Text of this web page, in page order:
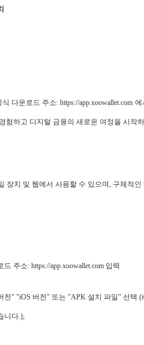
다운로드 주소: https://app.xoowallet.com
험하고 디지털 금융의 새로운 여정을 시작
장치 및 웹에서 사용할 수 있으며, 구체적
주소: https://app.xoowallet.com 입력
" "iOS 버전" 또는 "APK 설치 파일" 선택
니다.);